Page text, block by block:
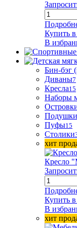
Купить
В
Бин-бэг
Диваны7
Кресла15
Наборы
Подушки
Пуфы15
Столики
хит
Кресло
Купить
В
хит